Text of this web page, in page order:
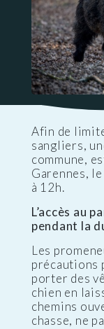
Afin de
sangliers,
commune,
Garennes,
à 12h.
L’accès au
pendant la
Les
précautions
porter des
chien en
chemins
chasse, ne